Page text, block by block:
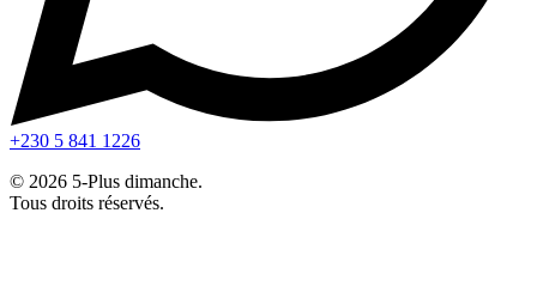
+230 5 841 1226
© 2026 5-Plus dimanche.
Tous droits réservés.